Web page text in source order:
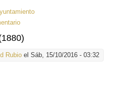
Rubio el Sáb, 15/10/2016 - 03:32